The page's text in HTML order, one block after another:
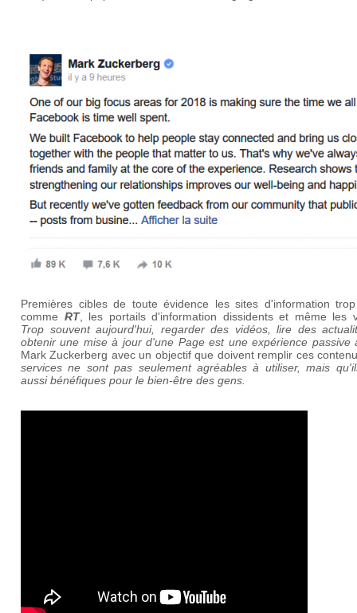
Premières cibles de toute évidence les sites d'information
comme RT, les portails d'information dissidents et même les
Trop souvent aujourd'hui, regarder des vidéos, lire des
obtenir une mise à jour d'une Page est une expérience passive
Mark Zuckerberg avec un objectif que doivent remplir ces
services ne sont pas seulement agréables à utiliser, mais
aussi bénéfiques pour le bien-être des gens.